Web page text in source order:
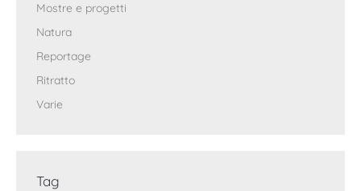
Mostre e progetti
Natura
Reportage
Ritratto
Varie
Tag